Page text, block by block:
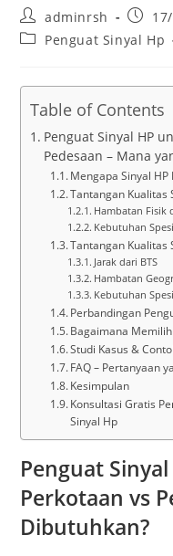
Post
author:
adminrsh
Post
PostPenguat Sinyal Hp
Table of Contents
Penguat Sinyal HP
Pedesaan – Mana
Mengapa Sinyal
Tantangan Kualitas
Hambatan Fisik
Kebutuhan
Tantangan Kualitas
Jarak dari BTS
Hambatan
Kebutuhan
Perbandingan
Bagaimana
Studi Kasus &
FAQ – Pertanyaan
Kesimpulan
Konsultasi Gratis
Sinyal Hp
Penguat
Perkotaan vs
Dibutuhkan?